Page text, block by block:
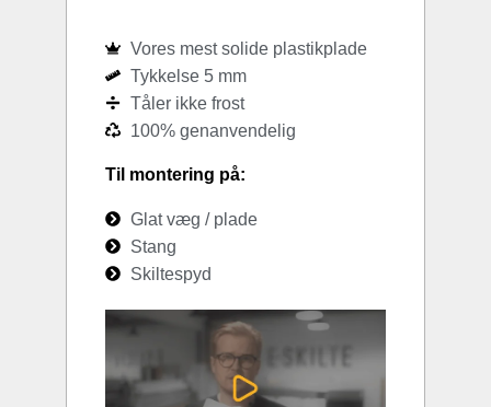
Vores mest solide plastikplade
Tykkelse 5 mm
Tåler ikke frost
100% genanvendelig
Til montering på:
Glat væg / plade
Stang
Skiltespyd